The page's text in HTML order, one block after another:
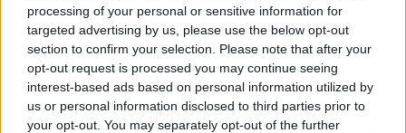
processing of your personal or sensitive information for
targeted advertising by us, please use the below opt-out
section to confirm your selection. Please note that after your
opt-out request is processed you may continue seeing
interest-based ads based on personal information utilized by
us or personal information disclosed to third parties prior to
your opt-out. You may separately opt-out of the further